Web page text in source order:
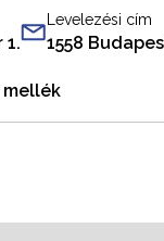
1.
Levelezési cím
1558
mellék